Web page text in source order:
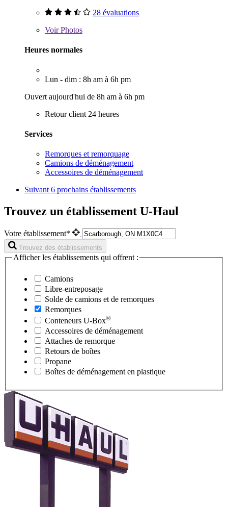
28 évaluations
VoirPhotos
Heures normales
Lun - dim : 8h am à 6h pm
Ouvert aujourd'hui de 8h am à 6h pm
Retour client 24 heures
Services
Remorques et remorquage
Camions de déménagement
Accessoires de déménagement
Suivant 6 prochains établissements
Trouvez un établissement U-Haul
Votre établissement*
Trouvez des établissements
Afficher les établissements qui offrent :
Camions
Libre-entreposage
Solde de camions et de remorques
Remorques
Conteneurs U-Box®
Accessoires de déménagement
Attaches de remorque
Retours de boîtes
Propane
Boîtes de déménagement en plastique